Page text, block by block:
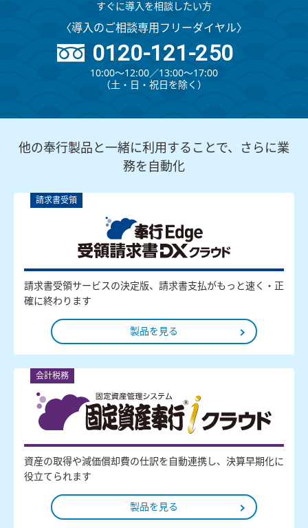
すぐに導入を相談したい方
〈導入のご相談専用フリーダイヤル〉
0120-121-250
10:00～12:00∕13:00～17:00
（⼟・⽇・祝⽇を除く）
他の奉行製品と一緒に利用することで、さらに業
務を自動化
請求書受領
請求書受領サービスの決定版、請求書支払がもっと速く・正
確に終わります
製品を見る
会計税務
資産の取得や減価償却費の仕訳を自動連携し、決算早期化に
役立てられます
製品を見る